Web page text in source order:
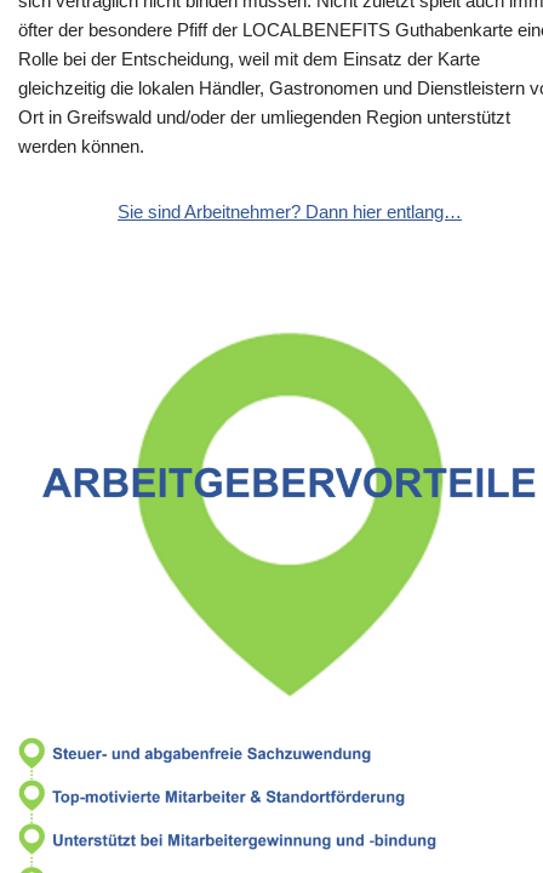
öfter der besondere Pfiff der LOCALBENEFITS Guthabenkarte
Rolle bei der Entscheidung, weil mit dem Einsatz der Karte
gleichzeitig die lokalen Händler, Gastronomen und Dienstleistern
Ort in Greifswald und/oder der umliegenden Region unterstützt
werden können.
Sie sind Arbeitnehmer? Dann hier entlang…